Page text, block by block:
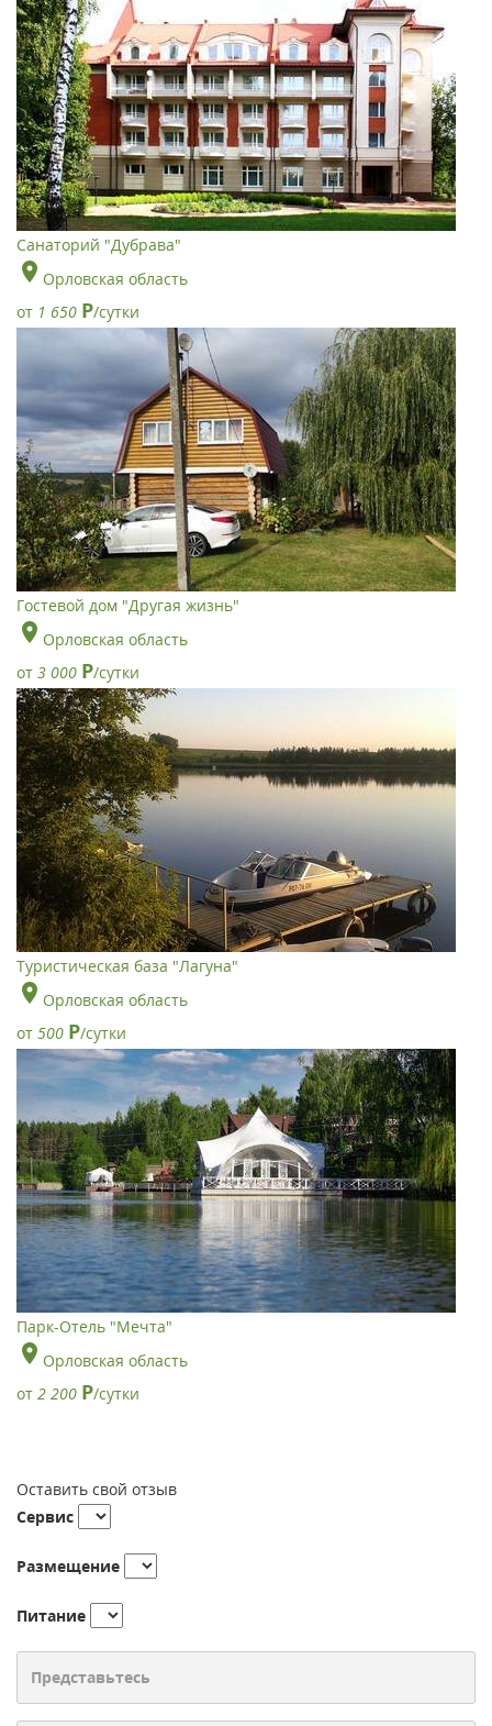
Санаторий "Дубрава"
Орловская область
от 1 650 Р/сутки
Гостевой дом "Другая жизнь"
Орловская область
от 3 000 Р/сутки
Туристическая база "Лагуна"
Орловская область
от 500 Р/сутки
Парк-Отель "Мечта"
Орловская область
от 2 200 Р/сутки
Оставить свой отзыв
Сервис
Размещение
Питание